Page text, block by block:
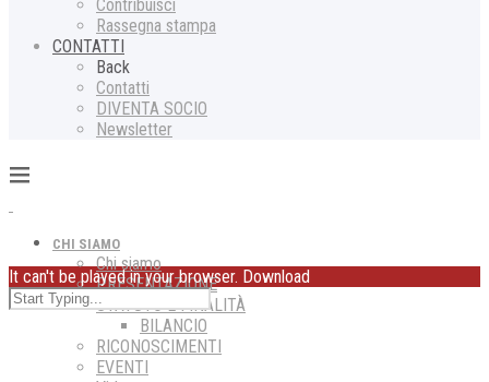
Contribuisci
Rassegna stampa
CONTATTI
Back
Contatti
DIVENTA SOCIO
Newsletter
CHI SIAMO
Chi siamo
PRESENTAZIONE
STATUTO E FINALITÀ
BILANCIO
RICONOSCIMENTI
EVENTI
It can't be played in your browser. Download